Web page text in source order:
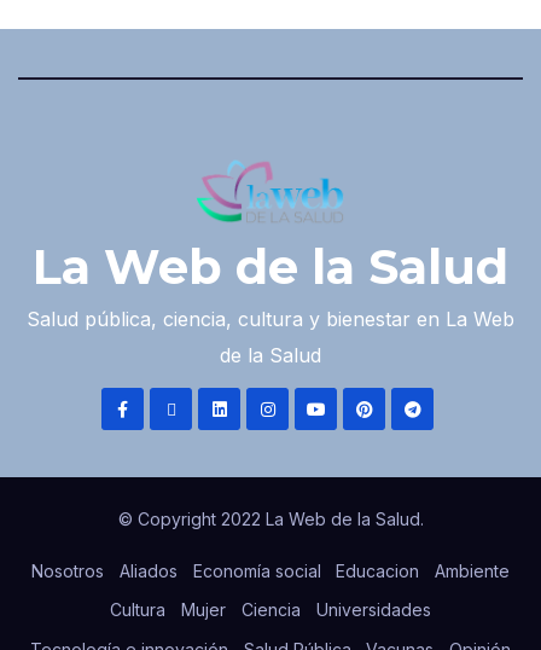
La Web de la Salud
Salud pública, ciencia, cultura y bienestar en La Web
de la Salud
© Copyright 2022 La Web de la Salud.
Nosotros Aliados Economía social Educacion
Ambiente
Cultura
Mujer Ciencia
Universidades